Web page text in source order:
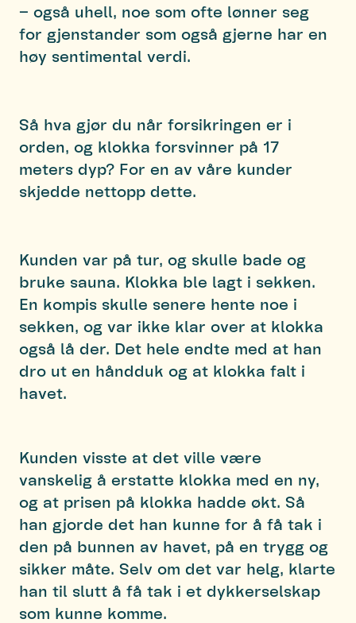
– også uhell, noe som ofte lønner seg
for gjenstander som også gjerne har en
høy sentimental verdi.
Så hva gjør du når forsikringen er i
orden, og klokka forsvinner på 17
meters dyp? For en av våre kunder
skjedde nettopp dette.
Kunden var på tur, og skulle bade og
bruke sauna. Klokka ble lagt i sekken.
En kompis skulle senere hente noe i
sekken, og var ikke klar over at klokka
også lå der. Det hele endte med at han
dro ut en håndduk og at klokka falt i
havet.
Kunden visste at det ville være
vanskelig å erstatte klokka med en ny,
og at prisen på klokka hadde økt. Så
han gjorde det han kunne for å få tak i
den på bunnen av havet, på en trygg og
sikker måte. Selv om det var helg, klarte
han til slutt å få tak i et dykkerselskap
som kunne komme.